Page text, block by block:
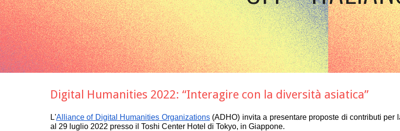
Digital Humanities 2022: “Interagire con la diversità asiatica”
L'Alliance of Digital Humanities Organizations(ADHO) invita a presentare proposte di contributi per
al 29 luglio 2022 presso il Toshi Center Hotel di Tokyo, in Giappone.